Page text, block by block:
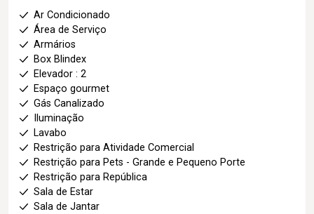
Ar Condicionado
Área de Serviço
Armários
Box Blindex
Elevador : 2
Espaço gourmet
Gás Canalizado
Iluminação
Lavabo
Restrição para Atividade Comercial
Restrição para Pets - Grande e Pequeno Porte
Restrição para República
Sala de Estar
Sala de Jantar